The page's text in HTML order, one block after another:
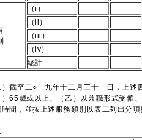
（i）
（ii）
（iii）
（iv）
總計
）截至二○一九年十二月三十一日，上
）65歲或以上、（乙）以兼職形式受僱
時間，並按上述服務類別以表二列出分項